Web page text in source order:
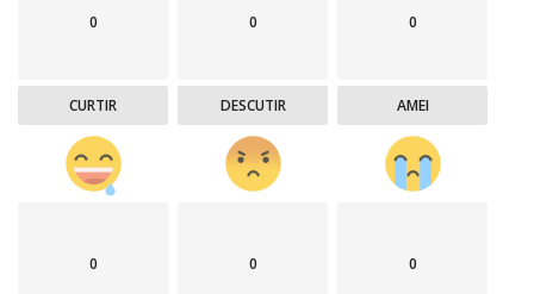
0
CURTIR
0
DESCUTIR
0
AMEI
0 0 0